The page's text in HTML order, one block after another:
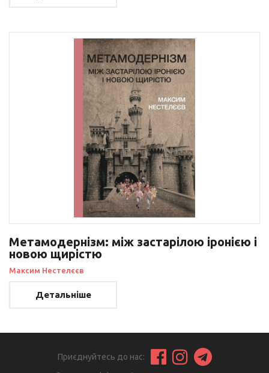
Метамодернізм: між застарілою іронією і
новою щирістю
Максим Нестелєєв
Детальніше
Приєднуйтесь до нас: